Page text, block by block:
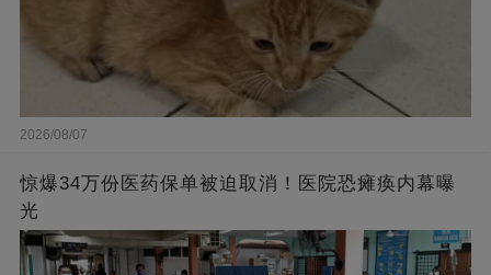
2026/08/07
惊爆34万份医药保单被迫取消！医院恐瘫痪内幕曝
光